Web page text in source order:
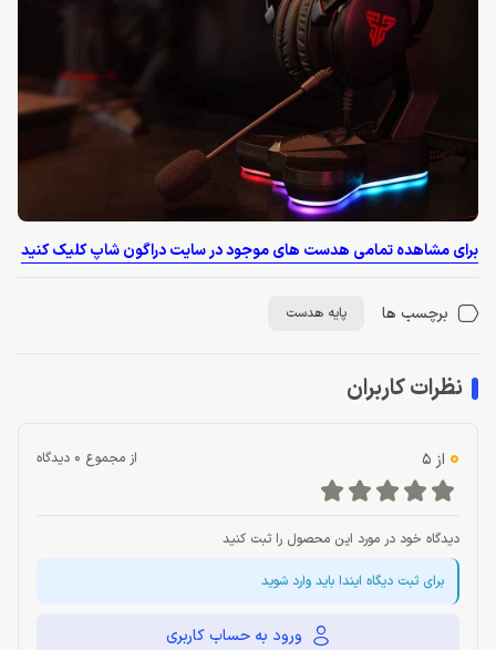
برای مشاهده تمامی هدست های موجود در سایت دراگون شاپ کلیک کنید
برچسب ها پایه هدست
نظرات کاربران
0 از 5 از مجموع 0 دیدگاه
دیدگاه خود در مورد این محصول را ثبت کنید
برای ثبت دیگاه ایندا باید وارد شوید
ورود به حساب کاربری